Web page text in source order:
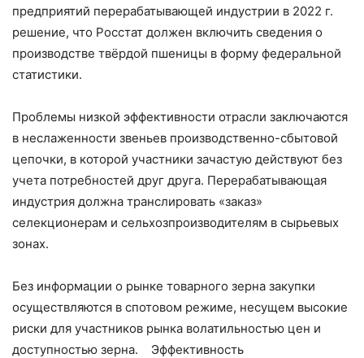
предприятий перерабатывающей индустрии в 2022 г.
решение, что Росстат должен включить сведения о
производстве твёрдой пшеницы в форму федеральной
статистики.
Проблемы низкой эффективности отрасли заключаются
в неслаженности звеньев производственно-сбытовой
цепочки, в которой участники зачастую действуют без
учета потребностей друг друга. Перерабатывающая
индустрия должна транслировать «заказ»
селекционерам и сельхозпроизводителям в сырьевых
зонах.
Без информации о рынке товарного зерна закупки
осуществляются в спотовом режиме, несущем высокие
риски для участников рынка волатильностью цен и
доступностью зерна. Эффективность